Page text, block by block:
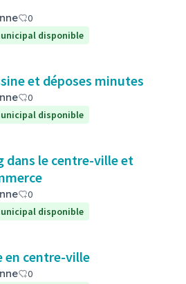
0
disponible
et déposes minutes
0
disponible
dans le centre-ville et
0
disponible
en centre-ville
0